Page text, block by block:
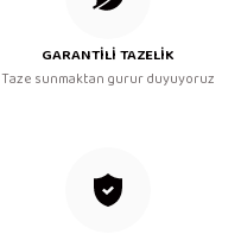
GARANTİLİ TAZELİK
Taze sunmaktan gurur duyuyoruz